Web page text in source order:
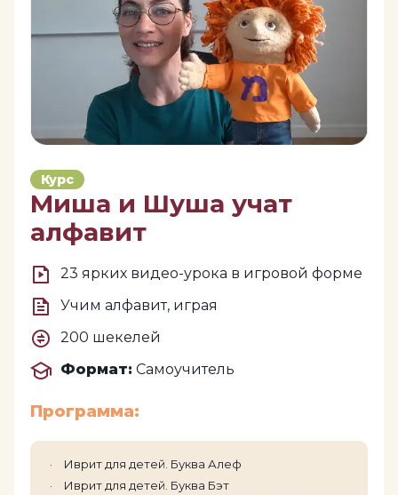
Курс
Миша и Шуша учат
алфавит
23 ярких видео-урока в игровой форме
Учим алфавит, играя
200 шекелей
Формат: Самоучитель
Программа:
Иврит для детей. Буква Алеф
Иврит для детей. Буква Бэт